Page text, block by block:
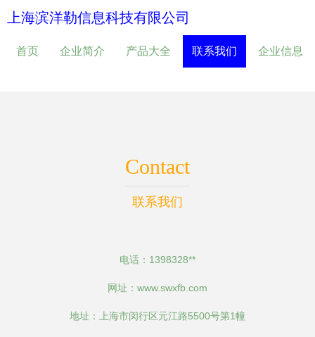
上海滨洋勒信息科技有限公司
首页 企业简介 产品大全 联系我们 企业信息
Contact
联系我们
电话：1398328**
网址： www.swxfb.com
地址：上海市闵行区元江路5500号第1幢